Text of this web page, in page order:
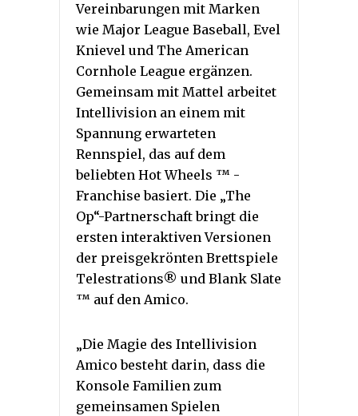
Vereinbarungen mit Marken
wie Major League Baseball, Evel
Knievel und The American
Cornhole League ergänzen.
Gemeinsam mit Mattel arbeitet
Intellivision an einem mit
Spannung erwarteten
Rennspiel, das auf dem
beliebten Hot Wheels ™ -
Franchise basiert. Die „The
Op“-Partnerschaft bringt die
ersten interaktiven Versionen
der preisgekrönten Brettspiele
Telestrations® und Blank Slate
™ auf den Amico.
„Die Magie des Intellivision
Amico besteht darin, dass die
Konsole Familien zum
gemeinsamen Spielen